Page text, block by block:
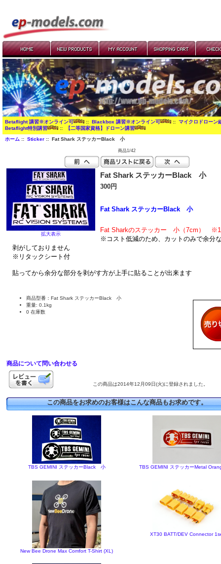
Betaflight 講習※オンライン可 :: Blackbox 講習※オンライン可 :: マイクロドローン
Betaflight特別講習
:: 【二等国家資格】ドローン講習
ホーム:: Sticker:: Fat Shark ステッカーBlack 小
商品1/42
拡大表示
Fat Shark ステッカーBlack 小
300円
Fat Shark ステッカーBlack 小
Fat Sharkのステッカー 小（7cm）
※コスト低減のため、カットのみで余分
剥がしておりません
※リタックシート付
貼ってから余分な部分を剥がす方が上手に貼ることが出来ます
商品型番：Fat Shark ステッカーBlack 小
重量: 0.1kg
0 在庫数
商品について問い合わせる
この商品は2014年12月09日(火)に登録されました。
この商品をお求めのお客様はこんな商品もお求めです。
TBS GEMINI ステッカーBlack 小 TBS GEMINI ステッカーMetal
New Bee Drone Max Comfort T-Shirt (XL)
XT30 BATT/DEV Connector